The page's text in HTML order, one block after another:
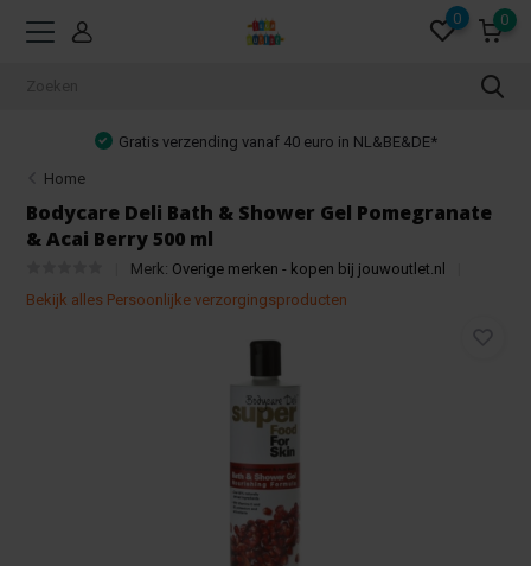
0 0
Gratis verzending vanaf 40 euro in NL&BE&DE*
Home
Bodycare Deli Bath & Shower Gel Pomegranate
& Acai Berry 500 ml
Merk: Overige merken - kopen bij jouwoutlet.nl
Bekijk alles Persoonlijke verzorgingsproducten